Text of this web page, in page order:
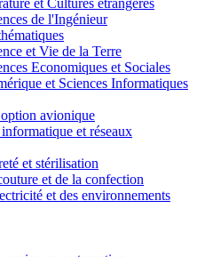
et Cultures étrangères
de l'Ingénieur
et Vie de la Terre
Economiques et Sociales
et Sciences Informatiques
avionique
et réseaux
et stérilisation
et de la confection
et des environnements